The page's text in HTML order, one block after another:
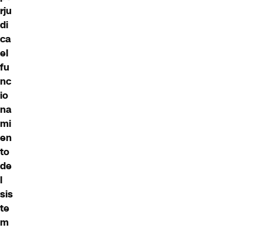
rju
di
ca
el
fu
nc
io
na
mi
en
to
de
l
sis
te
m